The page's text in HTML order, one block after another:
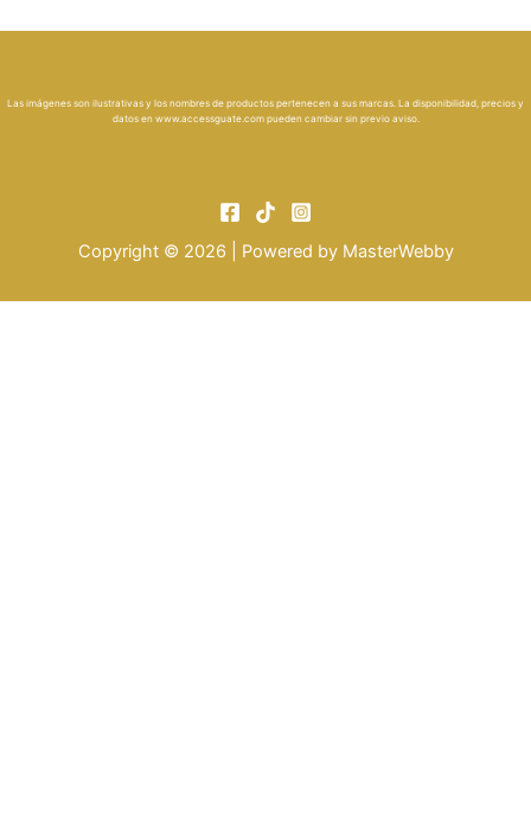
Las imágenes son ilustrativas y los nombres de productos pertenecen a sus marcas. La disponibilidad, precios y
datos en www.accessguate.compueden cambiar sin previo aviso.
Copyright © 2026 | Powered by MasterWebby